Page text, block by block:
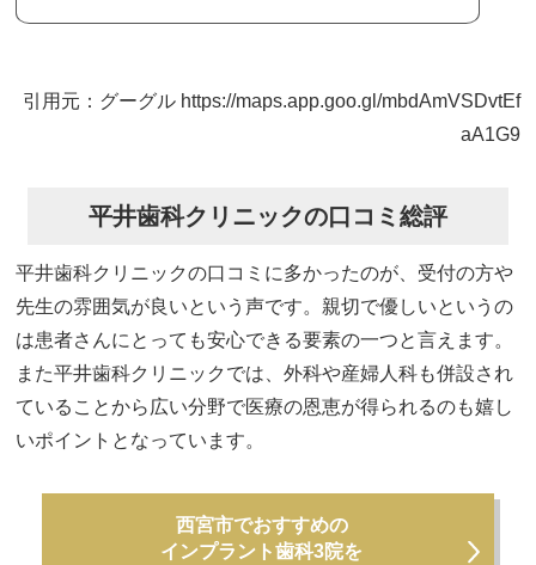
引用元：グーグル https://maps.app.goo.gl/mbdAmVSDvtEf
aA1G9
平井歯科クリニックの口コミ総評
平井歯科クリニックの口コミに多かったのが、受付の方や
先生の雰囲気が良いという声です。親切で優しいというの
は患者さんにとっても安心できる要素の一つと言えます。
また平井歯科クリニックでは、外科や産婦人科も併設され
ていることから広い分野で医療の恩恵が得られるのも嬉し
いポイントとなっています。
西宮市でおすすめの
インプラント歯科3院を